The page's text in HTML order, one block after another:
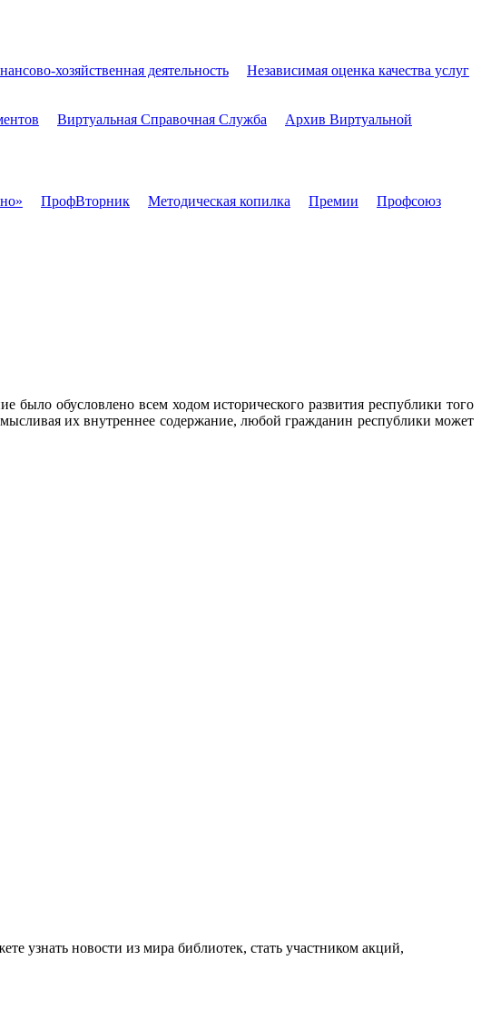
хозяйственная деятельность
Независимая оценка качества услуг
Виртуальная Справочная Служба
Архив Виртуальной
ПрофВторник Методическая копилка Премии
Профсоюз
было обусловлено всем ходом исторического развития республики того
их внутреннее содержание, любой гражданин республики может
узнать новости из мира библиотек, стать участником акций,